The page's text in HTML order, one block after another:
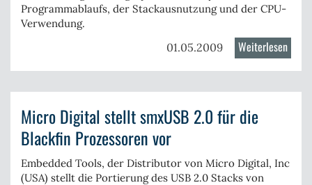
Programmablaufs, der Stackausnutzung und der CPU-
Verwendung.
01.05.2009 Weiterlesen
neu
Micro Digital stellt smxUSB 2.0 für die
Blackfin Prozessoren vor
Embedded Tools, der Distributor von Micro Digital, Inc
(USA) stellt die Portierung des USB 2.0 Stacks von